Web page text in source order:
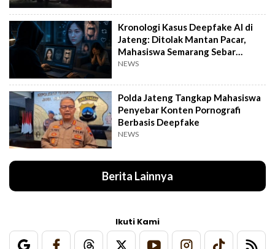
Kronologi Kasus Deepfake AI di
Jateng: Ditolak Mantan Pacar,
Mahasiswa Semarang Sebar
Konten Porno
NEWS
Polda Jateng Tangkap Mahasiswa
Penyebar Konten Pornografi
Berbasis Deepfake
NEWS
Berita Lainnya
Ikuti Kami